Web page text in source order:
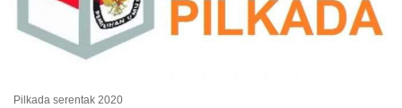
Pilkada serentak 2020